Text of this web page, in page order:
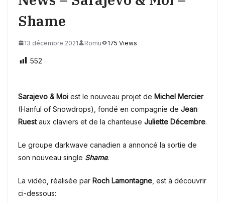
Shame
13 décembre 2021 Romu 175 Views
552
Sarajevo & Moi est le nouveau projet de Michel Mercier
(Hanful of Snowdrops), fondé en compagnie de Jean
Ruestaux claviers et de la chanteuse Juliette Décembre.
Le groupe darkwave canadien a annoncé la sortie de
son nouveau single Shame.
La vidéo, réalisée par Roch Lamontagne , est à découvrir
ci-dessous: